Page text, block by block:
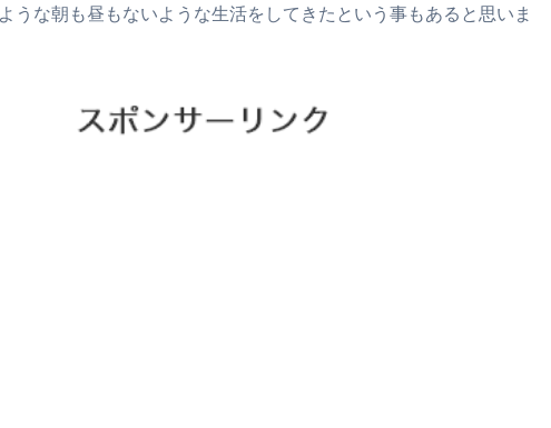
うな朝も昼もないような生活をしてきたという事もあると思いま